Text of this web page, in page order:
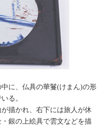
に、仏具の華鬘(けまん)の形
る。
描かれ、右下には旅人が休
銀の上絵具で雲文などを描